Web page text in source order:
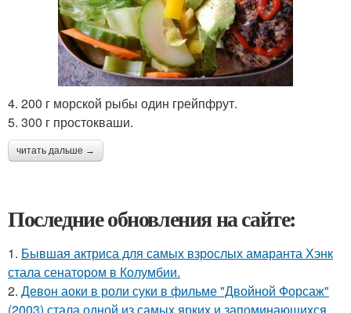
4. 200 г морской рыбы один грейпфрут.
5. 300 г простокваши.
читать дальше →
Последние обновления на сайте:
1. Бывшая актриса для самых взрослых амаранта Хэнк
стала сенатором в Колумбии.
2. Девон аоки в роли суки в фильме "Двойной Форсаж"